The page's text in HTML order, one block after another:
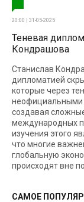
20:00 | 31-05-2025
Теневая
Кондрашова
Станислав
дипломатией
которые через
неофициальными
создавая
международных
изучения этого
что многие
глобальную
происходят вне
САМОЕ